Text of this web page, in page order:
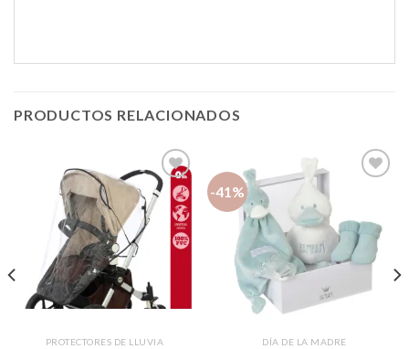
PRODUCTOS RELACIONADOS
Añadir
a la
lista de
PROTECTORES DE LLUVIA
-41%
Añadir
a la
lista de
deseos
DÍA DE LA MADRE